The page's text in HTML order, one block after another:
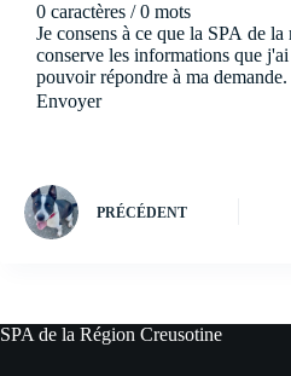
0 caractères / 0 mots
Je consens à ce que la SPA de
conserve les informations que
pouvoir répondre à ma demande.
Envoyer
PRÉCÉDENT
SPA de la Région Creusotine